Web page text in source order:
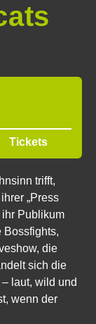
Tickets
trifft,
„Press
ihr Publikum
Bossfights,
die
sich die
laut, wild und
wenn der